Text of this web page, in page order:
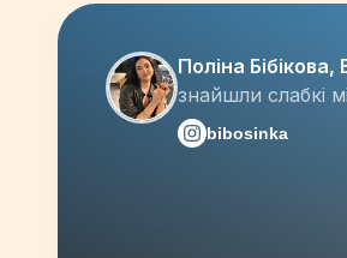
Поліна
знайшли слабкі
bibosinka